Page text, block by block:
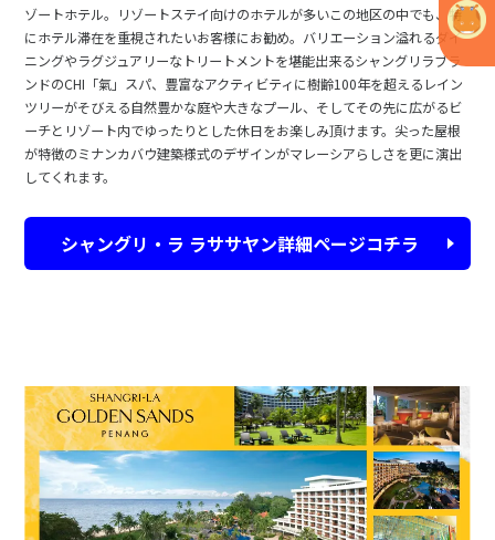
ゾートホテル。リゾートステイ向けのホテルが多いこの地区の中でも、特
にホテル滞在を重視されたいお客様にお勧め。バリエーション溢れるダイ
ニングやラグジュアリーなトリートメントを堪能出来るシャングリラブラ
ンドのCHI「氣」スパ、豊富なアクティビティに樹齢100年を超えるレイン
ツリーがそびえる自然豊かな庭や大きなプール、そしてその先に広がるビ
ーチとリゾート内でゆったりとした休日をお楽しみ頂けます。尖った屋根
が特徴のミナンカバウ建築様式のデザインがマレーシアらしさを更に演出
してくれます。
シャングリ・ラ ラササヤン詳細ページコチラ